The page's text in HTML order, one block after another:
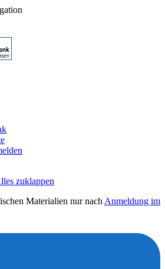
zuklappen
Materialien nur nach Anmeldung im